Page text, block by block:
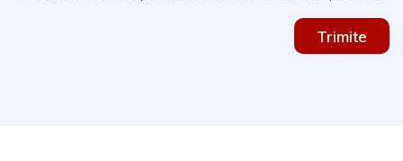
Trimite